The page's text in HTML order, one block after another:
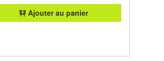
Ajouter au panier